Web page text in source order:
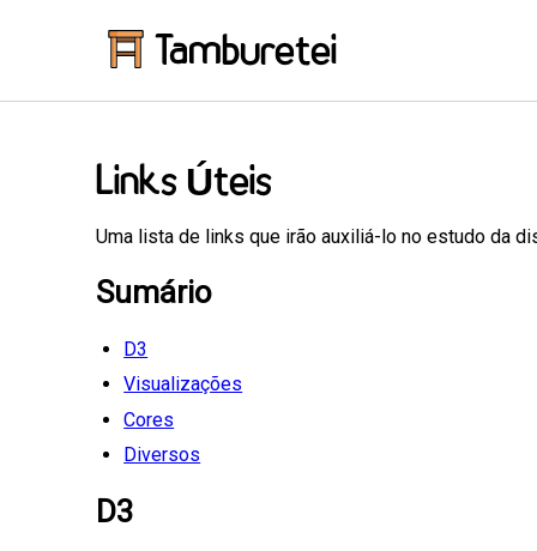
Tamburetei
Links Úteis
Uma lista de links que irão auxiliá-lo no estudo da
Sumário
D3
Visualizações
Cores
Diversos
D3